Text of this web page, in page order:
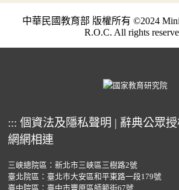
中華民國教育部 版權所有 ©2024
R.O.C. All rights
::: 個資法及隱私聲明 | 辭典公眾授
網網相連
三峽總院區：新北市三峽區三樹路2號
臺北院區：臺北市大安區和平東路一段179號
臺中院區：臺中市豐原區師範街67號